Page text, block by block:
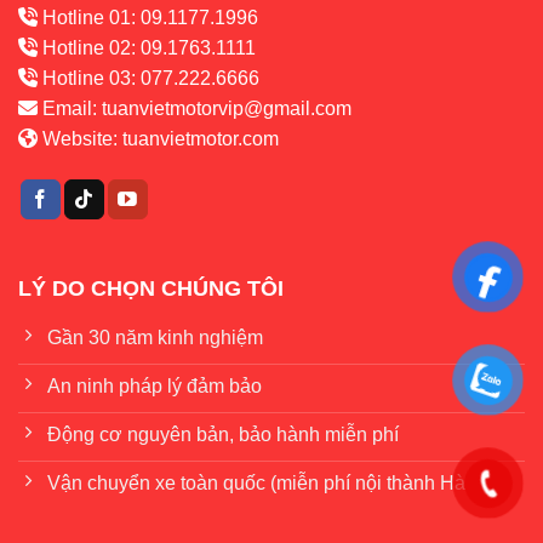
– Hỗ Trợ Làm bằng A2: PKL
Hotline 01: 09.1177.1996
Hotline 02: 09.1763.1111
Hotline 03: 077.222.6666
Email: tuanvietmotorvip@gmail.com
Website: tuanvietmotor.com
LÝ DO CHỌN CHÚNG TÔI
Gần 30 năm kinh nghiệm
An ninh pháp lý đảm bảo
Động cơ nguyên bản, bảo hành miễn phí
Vận chuyển xe toàn quốc (miễn phí nội thành Hà Nội)